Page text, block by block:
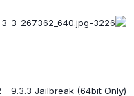
- 9.3.3 Jailbreak (64bit Only)